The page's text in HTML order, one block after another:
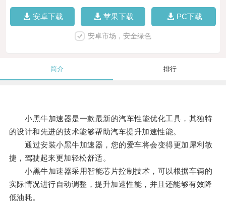
安卓下载 苹果下载 PC下载
安卓市场，安全绿色
简介 排行
小黑牛加速器是一款最新的汽车性能优化工具，其独特
的设计和先进的技术能够帮助汽车提升加速性能。
通过安装小黑牛加速器，您的爱车将会变得更加犀利敏
捷，驾驶起来更加轻松舒适。
小黑牛加速器采用智能芯片控制技术，可以根据车辆的
实际情况进行自动调整，提升加速性能，并且还能够有效降
低油耗。